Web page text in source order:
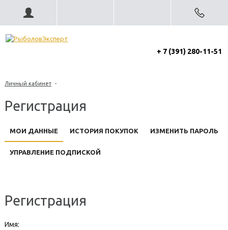
+ 7 (391) 280-11-51
Личный кабинет -
Регистрация
МОИ ДАННЫЕ ИСТОРИЯ ПОКУПОК ИЗМЕНИТЬ ПАРОЛЬ
УПРАВЛЕНИЕ ПОДПИСКОЙ
Регистрация
Имя: